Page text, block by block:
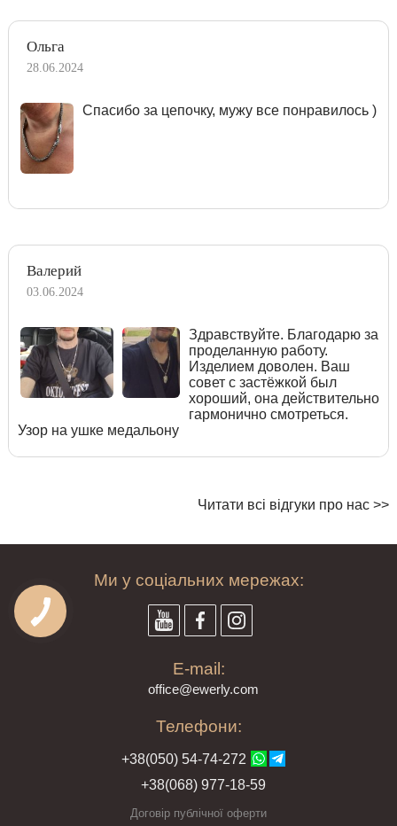
Ольга
28.06.2024
Спасибо за цепочку, мужу все понравилось )
Валерий
03.06.2024
Здравствуйте. Благодарю за
проделанную работу.
Изделием доволен. Ваш
совет с застёжкой был
хороший, она действительно
гармонично смотреться.
Узор на ушке медальону
Читати всі відгуки про нас >>
Ми у соціальних мережах:
E-mail:
office@ewerly.com
Телефони:
+38(050) 54-74-272
+38(068) 977-18-59
Договір публічної оферти